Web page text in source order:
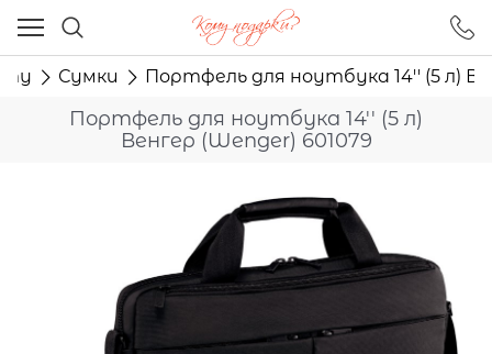
Сумки Портфель для ноутбука 14'' (5 л)
Портфель для ноутбука 14'' (5 л)
Венгер (Wenger) 601079
Ваш город - Москва,
угадали?
ДА НЕТ